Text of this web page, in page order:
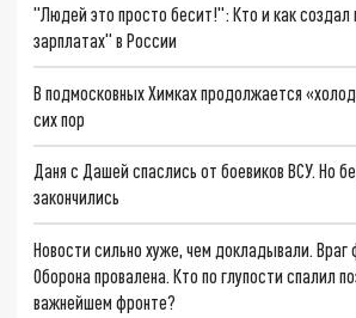
"Людей это просто бесит!": Кто и как
зарплатах" в России
В подмосковных Химках продолжается
сих пор
Даня с Дашей спаслись от боевиков ВСУ. Но
закончились
Новости сильно хуже, чем докладывали. Враг
Оборона провалена. Кто по глупости спалил
важнейшем фронте?